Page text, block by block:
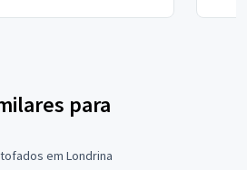
para
em Londrina